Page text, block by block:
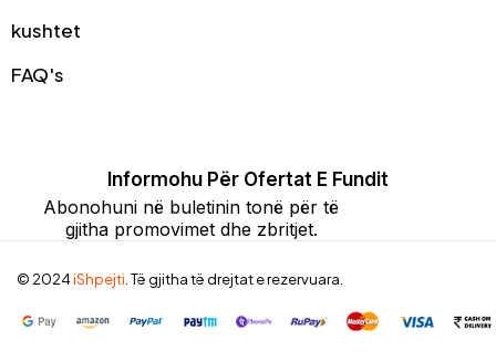
kushtet
FAQ's
Informohu Për Ofertat E Fundit
Abonohuni në buletinin tonë për të
gjitha promovimet dhe zbritjet.
© 2024iShpejti. Të gjitha të drejtat e rezervuara.